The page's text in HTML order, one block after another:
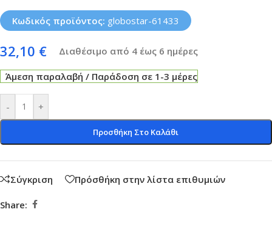
Κωδικός προϊόντος: globostar-61433
32,10 € Διαθέσιμο από 4 έως 6 ημέρες
Άμεση παραλαβή / Παράδοση σε 1-3 μέρες
- +
Προσθήκη Στο Καλάθι
Σύγκριση Πρόσθήκη στην λίστα επιθυμιών
Share: